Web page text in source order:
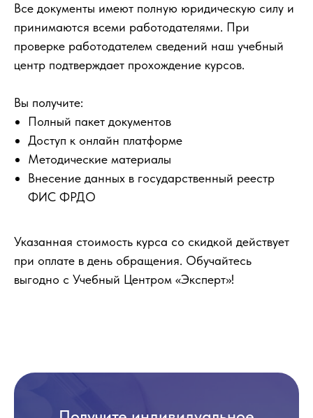
Все документы имеют полную юридическую силу и
принимаются всеми работодателями. При
проверке работодателем сведений наш учебный
центр подтверждает прохождение курсов.
Вы получите:
Полный пакет документов
Доступ к онлайн платформе
Методические материалы
Внесение данных в государственный реестр
ФИС ФРДО
Указанная стоимость курса со скидкой действует
при оплате в день обращения. Обучайтесь
выгодно с Учебный Центром «Эксперт»!